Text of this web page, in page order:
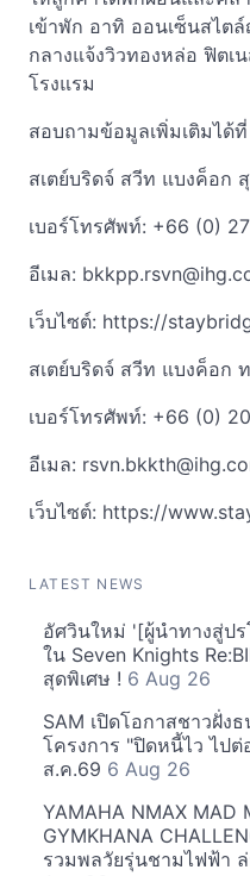
เข้าพัก อาทิ ออนเซ็นสไต
กลางแจ้งวิวทองหล่อ ฟิต
โรงแรม
สอบถามข้อมูลเพิ่มเติมได้ที่
สเตย์บริดจ์ สวีท แบงค็อก
เบอร์โทรศัพท์: +66 (0)
อีเมล:
เว็บไซต์: https://
สเตย์บริดจ์ สวีท แบงค็อก
เบอร์โทรศัพท์: +66 (0)
อีเมล:
เว็บไซต์: https://
LATEST NEWS
อัศวินใหม่ '[ผู้นำทางสู่ป
ใน Seven Knights
สุดพิเศษ ! 6 Aug 26
SAM เปิดโอกาสชาวฝั่ง
โครงการ "ปิดหนี้ไว ไป
ส.ค.69 6 Aug 26
YAMAHA NMAX MAD
GYMKHANA
รวมพลวัยรุ่นชามไฟฟ้า